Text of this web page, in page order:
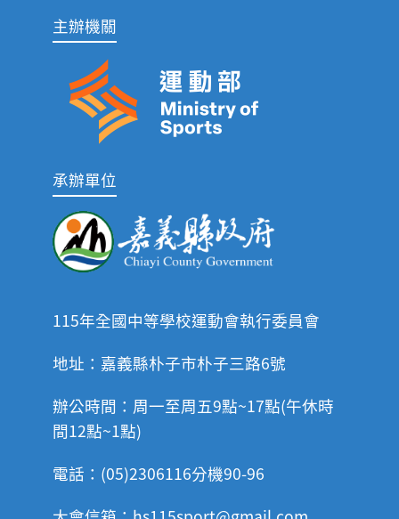
主辦機關
承辦單位
115年全國中等學校運動會執行委員會
地址：嘉義縣朴子市朴子三路6號
辦公時間：周一至周五9點~17點(午休時
間12點~1點)
電話：(05)2306116分機90-96